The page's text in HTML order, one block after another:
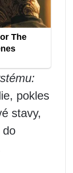
pokles
stavy,
do